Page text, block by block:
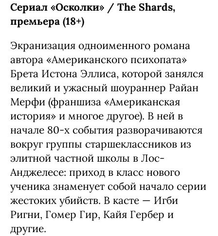
Сериал «Осколки» / The Shards,
премьера (18+)
Экранизация одноименного романа
автора «Американского психопата»
Брета Истона Эллиса, которой занялся
великий и ужасный шоураннер Райан
Мерфи (франшиза «Американская
история» и многое другое). В ней в
начале 80-х события разворачиваются
вокруг группы старшеклассников из
элитной частной школы в Лос-
Анджелесе: приход в класс нового
ученика знаменует собой начало серии
жестоких убийств. В касте — Игби
Ригни, Гомер Гир, Кайя Гербер и
другие.